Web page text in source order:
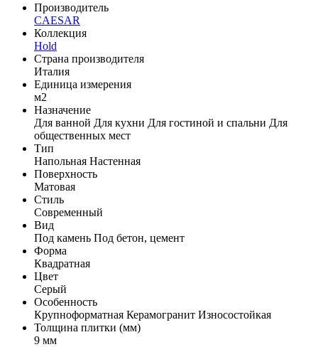
Производитель
CAESAR
Коллекция
Hold
Страна производителя
Италия
Единица измерения
м2
Назначение
Для ванной Для кухни Для гостиной и спальни Для
общественных мест
Тип
Напольная Настенная
Поверхность
Матовая
Стиль
Современный
Вид
Под камень Под бетон, цемент
Форма
Квадратная
Цвет
Серый
Особенность
Крупноформатная Керамогранит Износостойкая
Толщина плитки (мм)
9 мм